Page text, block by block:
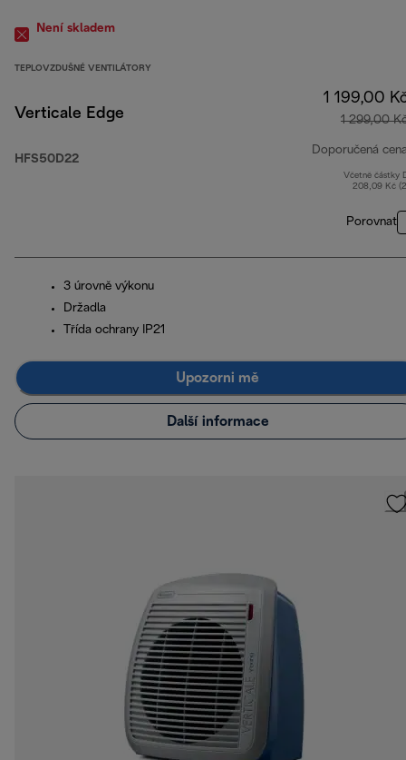
Není skladem
TEPLOVZDUŠNÉ VENTILÁTORY
Verticale Edge
HFS50D22
1 199,00
1 299,00
Doporučená
Včetně částky
208,09 Kč
Porovnat
3 úrovně výkonu
Držadla
Třída ochrany IP21
Upozorni mě
Další informace